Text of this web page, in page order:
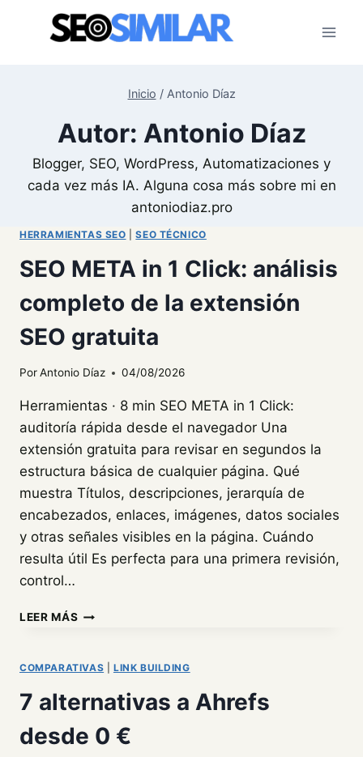
Inicio / Antonio Díaz
Autor: Antonio Díaz
Blogger, SEO, WordPress, Automatizaciones y
cada vez más IA. Alguna cosa más sobre mi en
antoniodiaz.pro
HERRAMIENTAS SEO |SEO TÉCNICO
SEO META in 1 Click: análisis
completo de la extensión
SEO gratuita
PorAntonio Díaz 04/08/2026
Herramientas · 8 min SEO META in 1 Click:
auditoría rápida desde el navegador Una
extensión gratuita para revisar en segundos la
estructura básica de cualquier página. Qué
muestra Títulos, descripciones, jerarquía de
encabezados, enlaces, imágenes, datos sociales
y otras señales visibles en la página. Cuándo
resulta útil Es perfecta para una primera revisión,
control…
LEER MÁS SEO
1
ANÁLISIS
COMPLETO
DE
LA
COMPARATIVAS LINK BUILDING
7 alternativas a Ahrefs
desde 0 €